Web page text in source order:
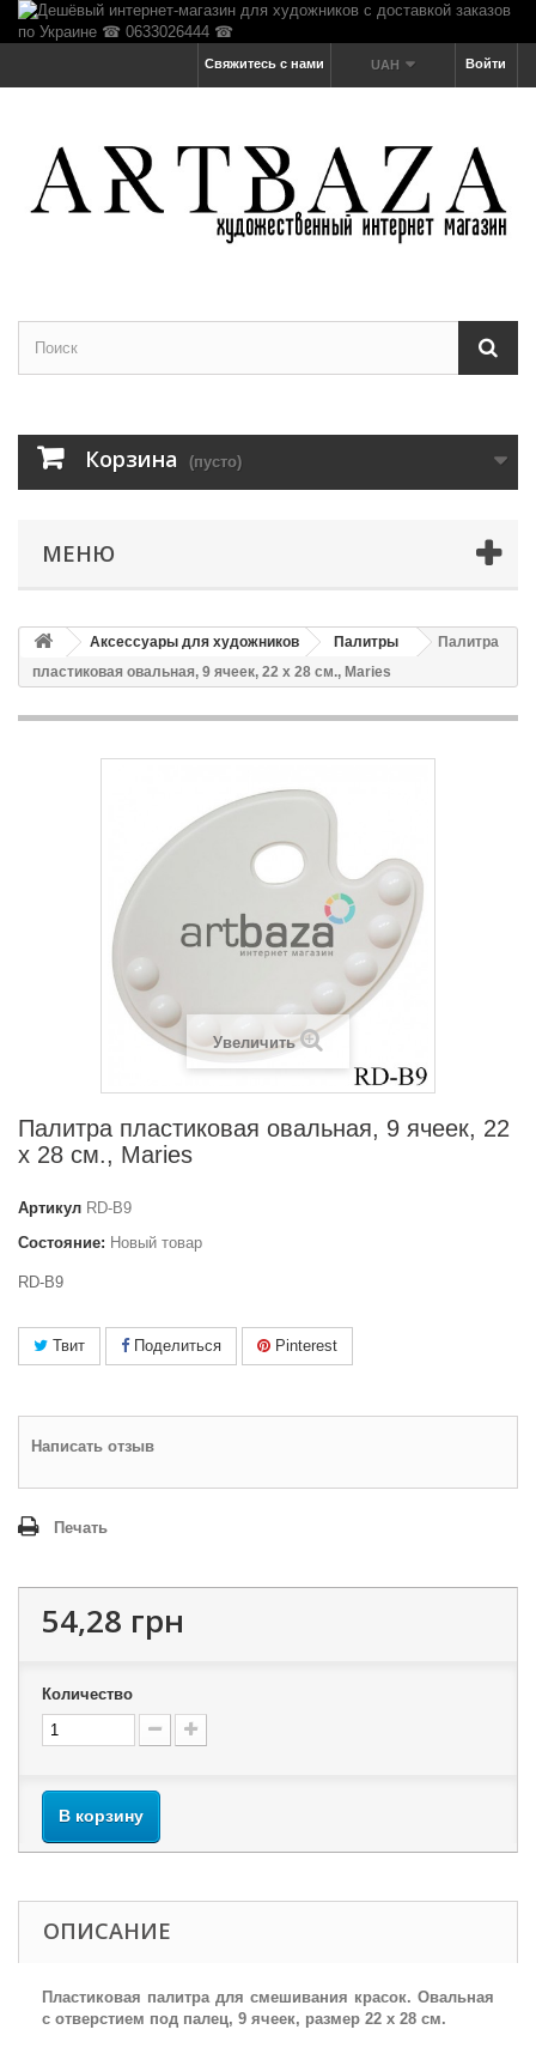
Войти
UAH
Свяжитесь с нами
Корзина (пусто)
МЕНЮ
Аксессуары для художников Палитры
Палитра
пластиковая овальная, 9 ячеек, 22 x 28 см., Maries
Увеличить
Палитра пластиковая овальная, 9 ячеек, 22
x 28 см., Maries
Артикул RD-B9
Состояние: Новый товар
RD-B9
Твит Поделиться Pinterest
Написать отзыв
Печать
54,28 грн
Количество
В корзину
ОПИСАНИЕ
Пластиковая палитра для смешивания красок. Овальная
с отверстием под палец, 9 ячеек, размер 22 x 28 см.